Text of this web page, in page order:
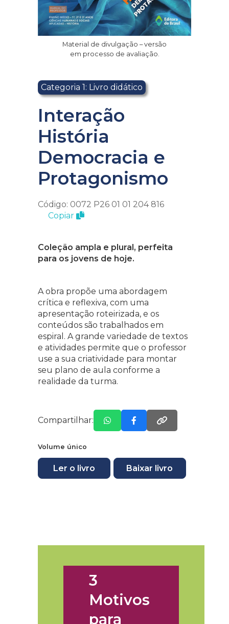
Material de divulgação – versão
em processo de avaliação.
Categoria 1: Livro didático
Interação
História
Democracia e
Protagonismo
Código: 0072 P26 01 01 204 816
Copiar
Coleção ampla e plural, perfeita
para os jovens de hoje.
A obra propõe uma abordagem
crítica e reflexiva, com uma
apresentação roteirizada, e os
conteúdos são trabalhados em
espiral. A grande variedade de textos
e atividades permite que o professor
use a sua criatividade para montar
seu plano de aula conforme a
realidade da turma.
Compartilhar:
Volume único
Ler o livro Baixar livro
3
Motivos
para